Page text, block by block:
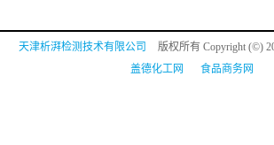
天津析湃检测技术有限公司 版权所有 Copyright (©)
盖德化工网
食品商务网